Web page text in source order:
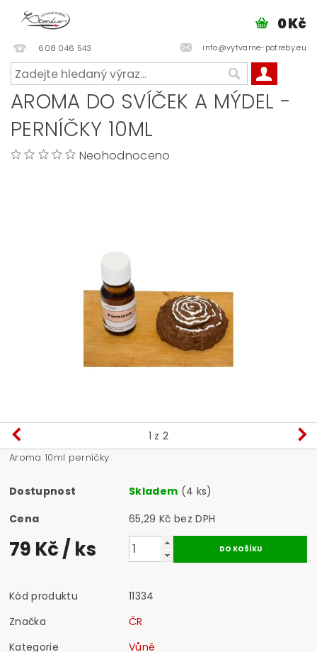
608 046 543 info@vytvarne-potreby.eu
0 Kč
AROMA DO SVÍČEK A MÝDEL -
PERNÍČKY 10ML
Neohodnoceno
1 z 2
Aroma 10ml perníčky
Dostupnost Skladem (4 ks)
Cena
65,29 Kč bez DPH
79 Kč/ ks
Kód produktu
11334
Značka
ČR
Kategorie
Vůně